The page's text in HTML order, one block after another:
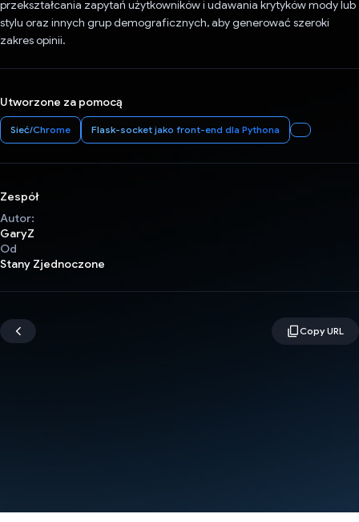
przekształcania zapytań użytkowników i udawania krytyków mody lub
stylu oraz innych grup demograficznych, aby generować szeroki
zakres opinii.
Utworzone za pomocą
Sieć/Chrome Flask-socket jako front-end dla Pythona
Zespół
Autor:
GaryZ
Od
Stany Zjednoczone